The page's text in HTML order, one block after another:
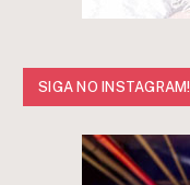
SIGA NO INSTAGRAM!